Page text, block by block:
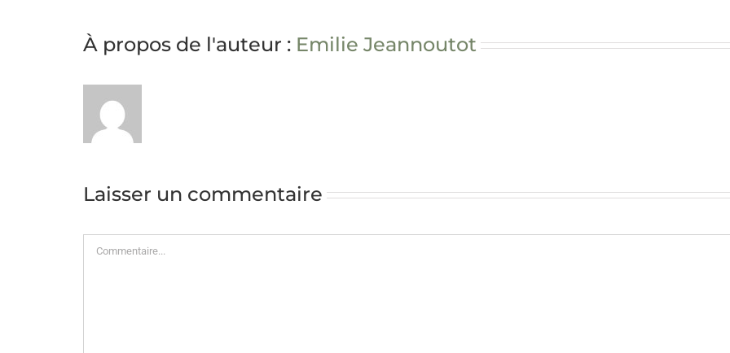
À propos de l'auteur : Emilie Jeannoutot
Laisser un commentaire